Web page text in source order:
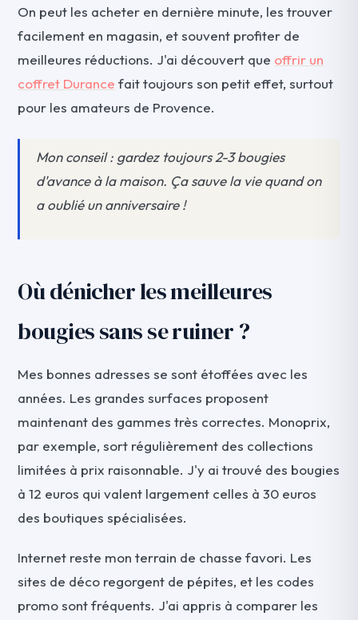
On peut les acheter en dernière minute, les trouver
facilement en magasin, et souvent profiter de
meilleures réductions. J'ai découvert que offrir un
coffret Durance fait toujours son petit effet, surtout
pour les amateurs de Provence.
Mon conseil : gardez toujours 2-3 bougies
d'avance à la maison. Ça sauve la vie quand on
a oublié un anniversaire !
Où dénicher les meilleures
bougies sans se ruiner ?
Mes bonnes adresses se sont étoffées avec les
années. Les grandes surfaces proposent
maintenant des gammes très correctes. Monoprix,
par exemple, sort régulièrement des collections
limitées à prix raisonnable. J'y ai trouvé des bougies
à 12 euros qui valent largement celles à 30 euros
des boutiques spécialisées.
Internet reste mon terrain de chasse favori. Les
sites de déco regorgent de pépites, et les codes
promo sont fréquents. J'ai appris à comparer les